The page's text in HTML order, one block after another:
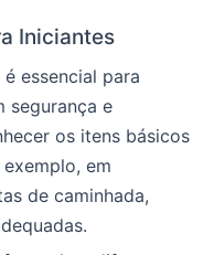
Iniciantes
essencial para
segurança e
os itens básicos
em
de caminhada,